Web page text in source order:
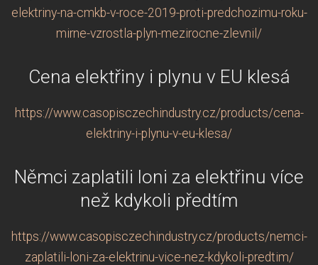
elektriny-na-cmkb-v-roce-2019-proti-predchozimu-roku-
mirne-vzrostla-plyn-mezirocne-zlevnil/
Cena elektřiny i plynu v EU klesá
https://www.casopisczechindustry.cz/products/cena-
elektriny-i-plynu-v-eu-klesa/
Němci zaplatili loni za elektřinu více
než kdykoli předtím
https://www.casopisczechindustry.cz/products/nemci-
zaplatili-loni-za-elektrinu-vice-nez-kdykoli-predtim/